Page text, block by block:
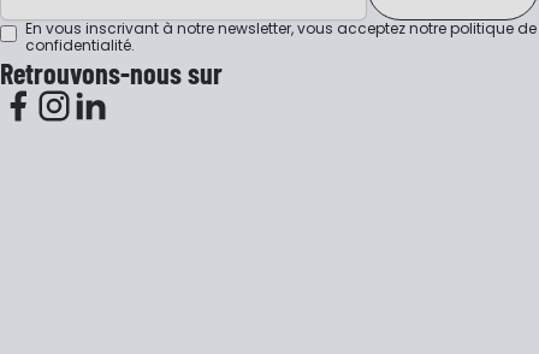
En vous inscrivant à notre newsletter, vous acceptez notrepolitique de
confidentialité.
Retrouvons-nous sur